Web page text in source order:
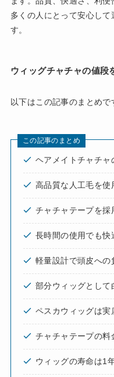
多くの人にとって安心し
す。
ウィッグチャチャの値段
以下はこの記事のまとめで
この記事のまとめ
ヘアメイトチャチャ
高品質な人工毛を使
チャチャテープを
長時間の使用でも快
軽量設計で頭皮への
部分ウィッグとして
ペスカウィッグは実
チャチャテープの
ウィッグの寿命は1